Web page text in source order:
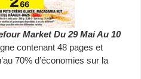
Market Du 29 Mai Au 10
contenant 48 pages et
70% d’économies sur la